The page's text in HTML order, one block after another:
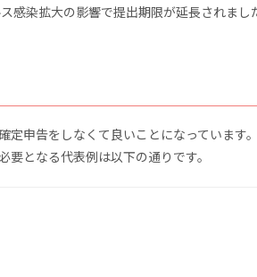
感染拡大の影響で提出期限が延長されまし
申告をしなくて良いことになっています
となる代表例は以下の通りです。